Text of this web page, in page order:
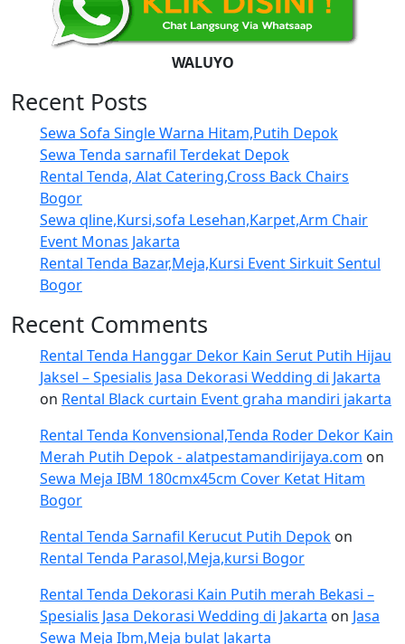
WALUYO
Recent Posts
Sewa Sofa Single Warna Hitam,Putih Depok
Sewa Tenda sarnafil Terdekat Depok
Rental Tenda, Alat Catering,Cross Back Chairs
Bogor
Sewa qline,Kursi,sofa Lesehan,Karpet,Arm Chair
Event Monas Jakarta
Rental Tenda Bazar,Meja,Kursi Event Sirkuit Sentul
Bogor
Recent Comments
Rental Tenda Hanggar Dekor Kain Serut Putih Hijau
Jaksel – Spesialis Jasa Dekorasi Wedding di Jakarta
on Rental Black curtain Event graha mandiri jakarta
Rental Tenda Konvensional,Tenda Roder Dekor Kain
Merah Putih Depok - alatpestamandirijaya.com on
Sewa Meja IBM 180cmx45cm Cover Ketat Hitam
Bogor
Rental Tenda Sarnafil Kerucut Putih Depok on
Rental Tenda Parasol,Meja,kursi Bogor
Rental Tenda Dekorasi Kain Putih merah Bekasi –
Spesialis Jasa Dekorasi Wedding di Jakarta on Jasa
Sewa Meja Ibm,Meja bulat Jakarta